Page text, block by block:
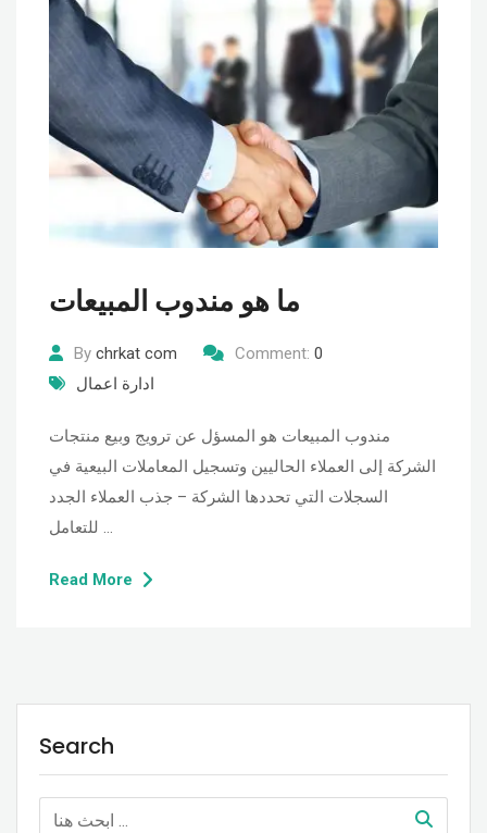
ما هو مندوب المبيعات
By chrkat com Comment: 0
ادارة اعمال
مندوب المبيعات هو المسؤل عن ترويج وبيع منتجات
الشركة إلى العملاء الحاليين وتسجيل المعاملات البيعية في
السجلات التي تحددها الشركة – جذب العملاء الجدد
للتعامل …
Read More
Search